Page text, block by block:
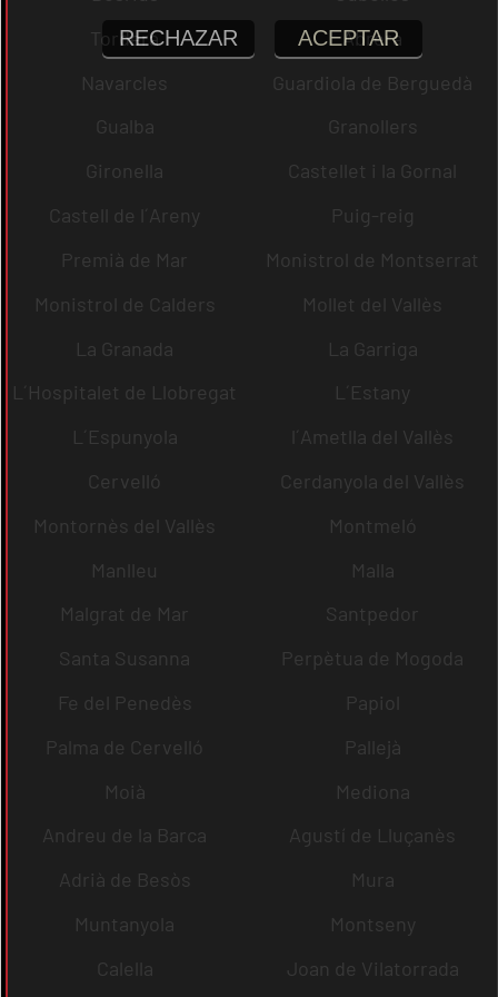
Tordera
Abrera
Navarcles
Guardiola de Berguedà
Gualba
Granollers
Gironella
Castellet i la Gornal
Castell de l´Areny
Puig-reig
Premià de Mar
Monistrol de Montserrat
Monistrol de Calders
Mollet del Vallès
La Granada
La Garriga
L´Hospitalet de Llobregat
L´Estany
L´Espunyola
l´Ametlla del Vallès
Cervelló
Cerdanyola del Vallès
Montornès del Vallès
Montmeló
Manlleu
Malla
Malgrat de Mar
Santpedor
Santa Susanna
Perpètua de Mogoda
Fe del Penedès
Papiol
Palma de Cervelló
Pallejà
Moià
Mediona
Andreu de la Barca
Agustí de Lluçanès
Adrià de Besòs
Mura
Muntanyola
Montseny
Calella
Joan de Vilatorrada
RECHAZAR ACEPTAR